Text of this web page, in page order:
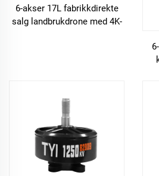
6-akser 17L fabrikkdirekte
salg landbrukdrone med 4K-